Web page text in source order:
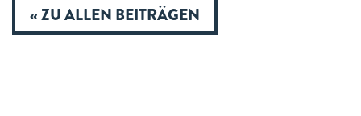
« ZU ALLEN BEITRÄGEN